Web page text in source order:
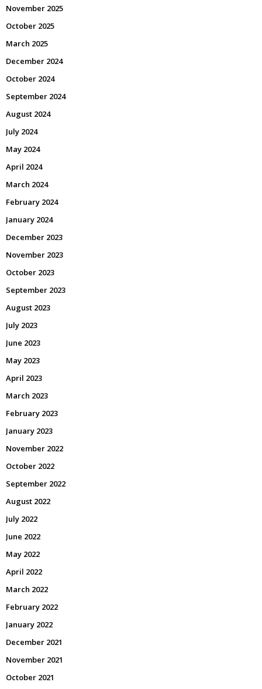
November 2025
October 2025
March 2025
December 2024
October 2024
September 2024
August 2024
July 2024
May 2024
April 2024
March 2024
February 2024
January 2024
December 2023
November 2023
October 2023
September 2023
August 2023
July 2023
June 2023
May 2023
April 2023
March 2023
February 2023
January 2023
November 2022
October 2022
September 2022
August 2022
July 2022
June 2022
May 2022
April 2022
March 2022
February 2022
January 2022
December 2021
November 2021
October 2021